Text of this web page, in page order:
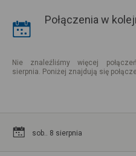
Połączenia w
Nie znaleźliśmy więcej
sierpnia. Poniżej znajdują się
sob.. 8 sierpnia